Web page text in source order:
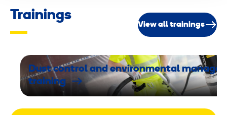
Trainings
View all trainings
Dust control and environmental
training